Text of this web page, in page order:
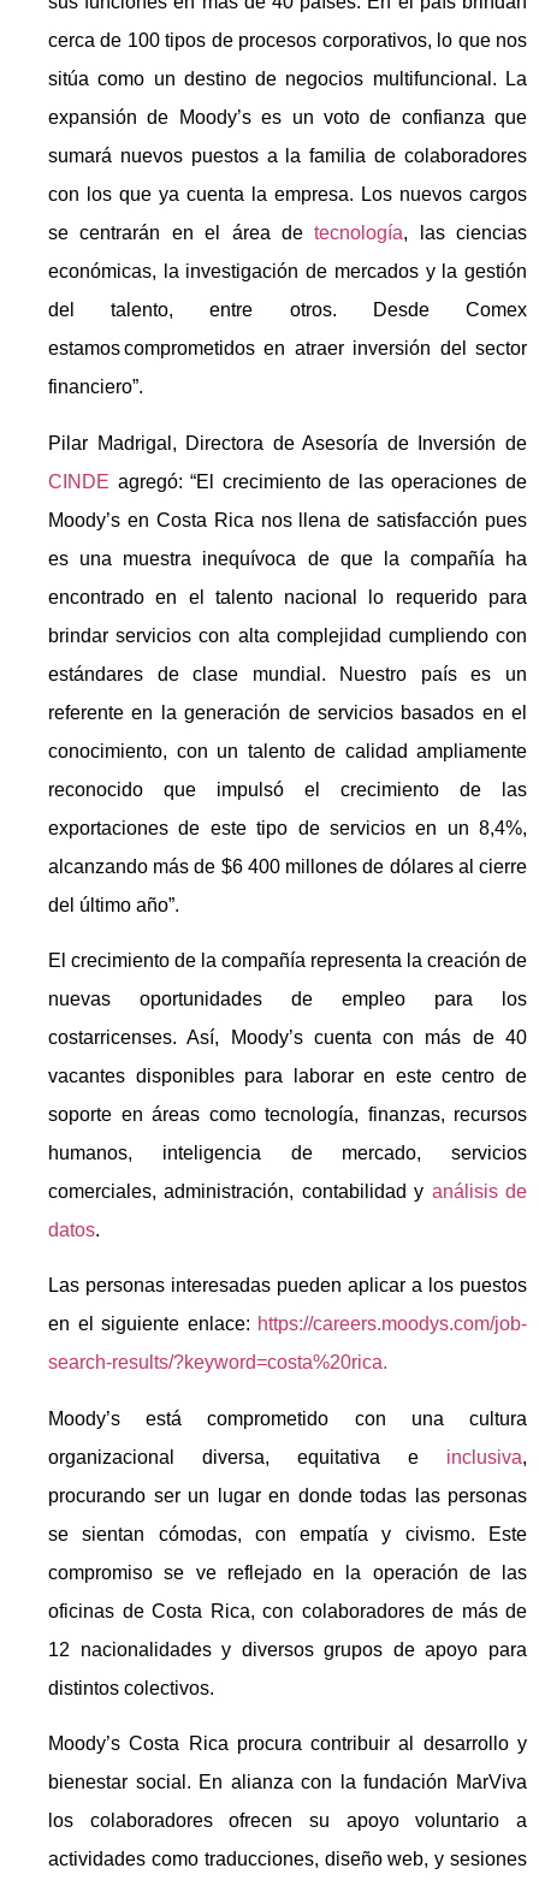
cerca de 100 tipos de procesos corporativos, lo que nos
sitúa como un destino de negocios multifuncional. La
expansión de Moody’s es un voto de confianza que
sumará nuevos puestos a la familia de colaboradores
con los que ya cuenta la empresa. Los nuevos cargos
se centrarán en el área detecnología, las ciencias
económicas, la investigación de mercados y la gestión
del talento, entre otros. Desde Comex
estamos comprometidos en atraer inversión del sector
financiero”.
Pilar Madrigal, Directora de Asesoría de Inversión de
CINDE agregó: “El crecimiento de las operaciones de
Moody’s en Costa Rica nos llena de satisfacción pues
es una muestra inequívoca de que la compañía ha
encontrado en el talento nacional lo requerido para
brindar servicios con alta complejidad cumpliendo con
estándares de clase mundial. Nuestro país es un
referente en la generación de servicios basados en el
conocimiento, con un talento de calidad ampliamente
reconocido que impulsó el crecimiento de las
exportaciones de este tipo de servicios en un 8,4%,
alcanzando más de $6 400 millones de dólares al cierre
del último año”.
El crecimiento de la compañía representa la creación de
nuevas oportunidades de empleo para los
costarricenses. Así, Moody’s cuenta con más de 40
vacantes disponibles para laborar en este centro de
soporte en áreas como tecnología, finanzas, recursos
humanos, inteligencia de mercado, servicios
comerciales, administración, contabilidad y análisis de
datos.
Las personas interesadas pueden aplicar a los puestos
en el siguiente enlace: https://careers.moodys.com/job-
search-results/?keyword=costa%20rica.
Moody’s está comprometido con una cultura
organizacional diversa, equitativa e inclusiva,
procurando ser un lugar en donde todas las personas
se sientan cómodas, con empatía y civismo. Este
compromiso se ve reflejado en la operación de las
oficinas de Costa Rica, con colaboradores de más de
12 nacionalidades y diversos grupos de apoyo para
distintos colectivos.
Moody’s Costa Rica procura contribuir al desarrollo y
bienestar social. En alianza con la fundación MarViva
los colaboradores ofrecen su apoyo voluntario a
actividades como traducciones, diseño web, y sesiones